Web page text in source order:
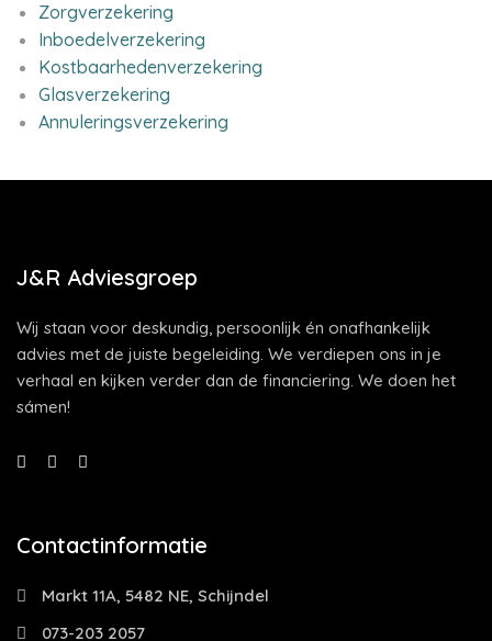
Zorgverzekering
Inboedelverzekering
Kostbaarhedenverzekering
Glasverzekering
Annuleringsverzekering
J&R Adviesgroep
Wij staan voor deskundig, persoonlijk én onafhankelijk
advies met de juiste begeleiding. We verdiepen ons in je
verhaal en kijken verder dan de financiering. We doen het
sámen!
Contactinformatie
Markt 11A, 5482 NE, Schijndel
073-203 2057